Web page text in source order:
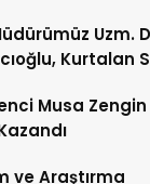
Uzm.
Kurtalan
Musa
ve Araştırma